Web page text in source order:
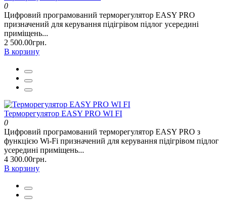
0
Цифровий програмований терморегулятор EASY PRO
призначений для керування підігрівом підлог усередині
приміщень...
2 500.00грн.
В корзину
Терморегулятор EASY PRO WI FI
0
Цифровий програмований терморегулятор EASY PRO з
функцією Wi-Fi призначений для керування підігрівом підлог
усередині приміщень...
4 300.00грн.
В корзину